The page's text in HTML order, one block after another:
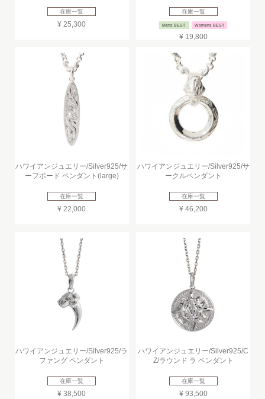
在庫一覧
¥ 25,300
在庫一覧
Mens BEST Womens BEST
¥ 19,800
ハワイアンジュエリー/Silver925/サ
ーフボード ペンダント(large)
在庫一覧
¥ 22,000
ハワイアンジュエリー/Silver925/サ
ークルペンダント
在庫一覧
¥ 46,200
ハワイアンジュエリー/Silver925/ラ
ファング ペンダント
在庫一覧
¥ 38,500
ハワイアンジュエリー/Silver925/C
Z/ラウンド ラ ペンダント
在庫一覧
¥ 93,500